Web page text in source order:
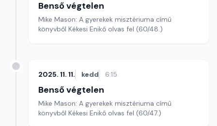
Benső végtelen
Mike Mason: A gyerekek misztériuma című
könyvből Kékesi Enikő olvas fel (60/48.)
2025. 11. 11. kedd 6:15
Benső végtelen
Mike Mason: A gyerekek misztériuma című
könyvből Kékesi Enikő olvas fel (60/47.)